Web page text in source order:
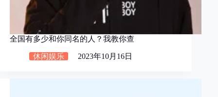
全国有多少和你同名的人？我教你查
休闲娱乐 2023年10月16日